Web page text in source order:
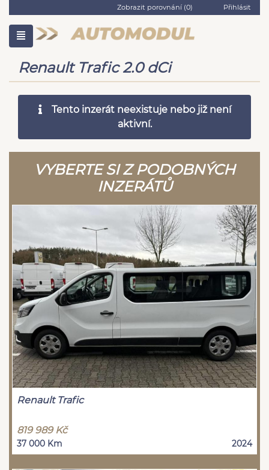
Zobrazit porovnání (0) Přihlásit
Renault Trafic 2.0 dCi
Tento inzerát neexistuje nebo již není
aktivní.
VYBERTE SI Z PODOBNÝCH
INZERÁTŮ
Renault Trafic
819 989 Kč
37 000 Km 2024